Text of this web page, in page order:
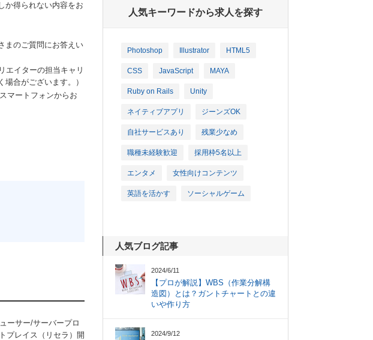
か得られない内容をお
まのご質問にお答えい
エイターの担当キャリ
合がございます。）
マートフォンからお
ーサー/サーバープロ
プレイス（リセラ）開
人気キーワードから求人を探す
Photoshop Illustrator HTML5
CSS JavaScript MAYA
Ruby on Rails Unity
ネイティブアプリ ジーンズOK
自社サービスあり 残業少なめ
職種未経験歓迎 採用枠5名以上
エンタメ 女性向けコンテンツ
英語を活かす ソーシャルゲーム
人気ブログ記事
2024/6/11
【プロが解説】WBS（作業分解構
造図）とは？ガントチャートとの違
いや作り方
2024/9/12